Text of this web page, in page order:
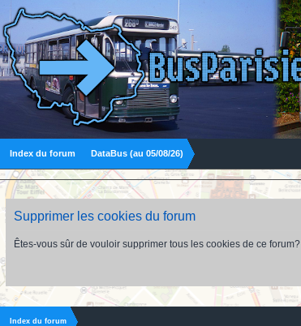
Index du forum DataBus (au 05/08/26)
Supprimer les cookies du forum
Êtes-vous sûr de vouloir supprimer tous les cookies de ce forum?
Index du forum